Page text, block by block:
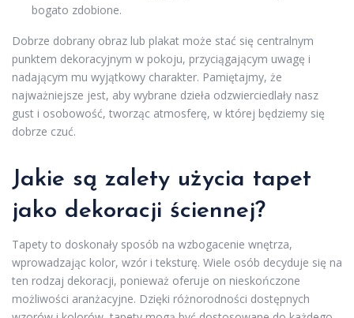
bogato zdobione.
Dobrze dobrany obraz lub plakat może stać się centralnym
punktem dekoracyjnym w pokoju, przyciągającym uwagę i
nadającym mu wyjątkowy charakter. Pamiętajmy, że
najważniejsze jest, aby wybrane dzieła odzwierciedlały nasz
gust i osobowość, tworząc atmosferę, w której będziemy się
dobrze czuć.
Jakie są zalety użycia tapet
jako dekoracji ściennej?
Tapety to doskonały sposób na wzbogacenie wnętrza,
wprowadzając kolor, wzór i teksturę. Wiele osób decyduje się na
ten rodzaj dekoracji, ponieważ oferuje on nieskończone
możliwości aranżacyjne. Dzięki różnorodności dostępnych